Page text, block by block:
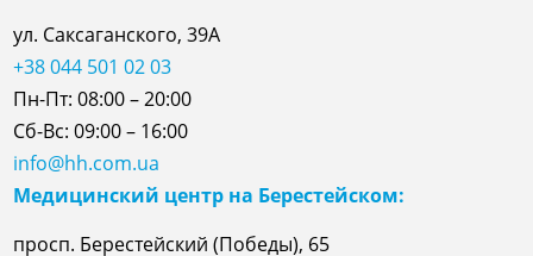
ул. Саксаганского, 39А
+38 044 501 02 03
Пн-Пт: 08:00 – 20:00
Сб-Вс: 09:00 – 16:00
info@hh.com.ua
Медицинский центр на Берестейском:
просп. Берестейский (Победы), 65